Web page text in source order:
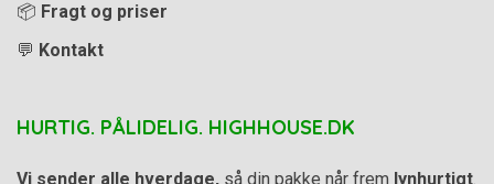
📦 Fragt og priser
💬 Kontakt
HURTIG. PÅLIDELIG. HIGHHOUSE.DK
Vi sender alle hverdage, så din pakke når frem lynhurtigt.